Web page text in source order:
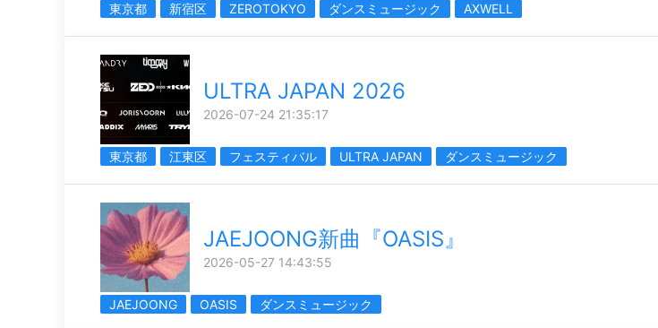
東京都 新宿区 ZEROTOKYO ダンスミュージック AXWELL
ULTRA JAPAN 2026
2026-07-24 21:35:17
東京都 江東区 フェスティバル ULTRA JAPAN ダンスミュージック
JAEJOONG新曲『OASIS』
2026-05-27 14:43:55
JAEJOONG OASIS ダンスミュージック